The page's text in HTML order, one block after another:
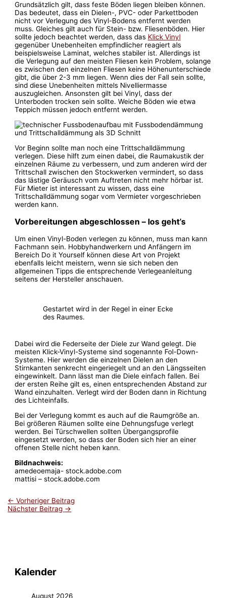
Grundsätzlich gilt, dass feste Böden liegen bleiben können.
Das bedeutet, dass ein Dielen-, PVC- oder Parkettboden
nicht vor Verlegung des Vinyl-Bodens entfernt werden
muss. Gleiches gilt auch für Stein- bzw. Fliesenböden. Hier
sollte jedoch beachtet werden, dass das Klick Vinyl
gegenüber Unebenheiten empfindlicher reagiert als
beispielsweise Laminat, welches stabiler ist. Allerdings ist
die Verlegung auf den meisten Fliesen kein Problem, solange
es zwischen den einzelnen Fliesen keine Höhenunterschiede
gibt, die über 2-3 mm liegen. Wenn dies der Fall sein sollte,
sind diese Unebenheiten mittels Nivelliermasse
auszugleichen. Ansonsten gilt bei Vinyl, dass der
Unterboden trocken sein sollte. Weiche Böden wie etwa
Teppich müssen jedoch entfernt werden.
Vor Beginn sollte man noch eine Trittschalldämmung
verlegen. Diese hilft zum einen dabei, die Raumakustik der
einzelnen Räume zu verbessern, und zum anderen wird der
Trittschall zwischen den Stockwerken vermindert, so dass
das lästige Geräusch vom Auftreten nicht mehr hörbar ist.
Für Mieter ist interessant zu wissen, dass eine
Trittschalldämmung sogar vom Vermieter vorgeschrieben
werden kann.
Vorbereitungen abgeschlossen – los geht’s
Um einen Vinyl-Boden verlegen zu können, muss man kann
Fachmann sein. Hobbyhandwerkern und Anfängern im
Bereich Do it Yourself können diese Art von Projekt
ebenfalls leicht meistern, wenn sie sich neben den
allgemeinen Tipps die entsprechende Verlegeanleitung
seitens der Hersteller anschauen.
Gestartet wird in der Regel in einer Ecke
des Raumes.
Dabei wird die Federseite der Diele zur Wand gelegt. Die
meisten Klick-Vinyl-Systeme sind sogenannte Fol-Down-
Systeme. Hier werden die einzelnen Dielen an den
Stirnkanten senkrecht eingeriegelt und an den Längsseiten
eingewinkelt. Dann lässt man die Diele einfach fallen. Bei
der ersten Reihe gilt es, einen entsprechenden Abstand zur
Wand einzuhalten. Verlegt wird der Boden dann in Richtung
des Lichteinfalls.
Bei der Verlegung kommt es auch auf die Raumgröße an.
Bei größeren Räumen sollte eine Dehnungsfuge verlegt
werden. Bei Türschwellen sollten Übergangsprofile
eingesetzt werden, so dass der Boden sich hier an einer
offenen Stelle nicht heben kann.
Bildnachweis:
amedeoemaja- stock.adobe.com
mattisi – stock.adobe.com
← Vorheriger Beitrag
Nächster Beitrag →
Kalender
August 2026